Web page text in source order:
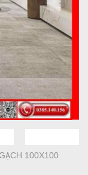
100X100